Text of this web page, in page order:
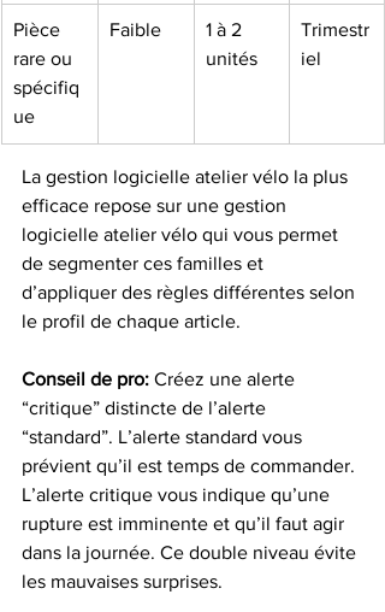
Pièce
rare ou
spécifiq
ue
Faible
1 à 2
unités
Trimestr
iel
La gestion logicielle atelier vélo la plus
efficace repose sur une gestion
logicielle atelier vélo qui vous permet
de segmenter ces familles et
d’appliquer des règles différentes selon
le profil de chaque article.
Conseil de pro: Créez une alerte
“critique” distincte de l’alerte
“standard”. L’alerte standard vous
prévient qu’il est temps de commander.
L’alerte critique vous indique qu’une
rupture est imminente et qu’il faut agir
dans la journée. Ce double niveau évite
les mauvaises surprises.